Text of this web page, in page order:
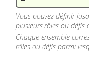
Vous pouvez définir
plusieurs rôles ou défis
Chaque ensemble
rôles ou défis parmi